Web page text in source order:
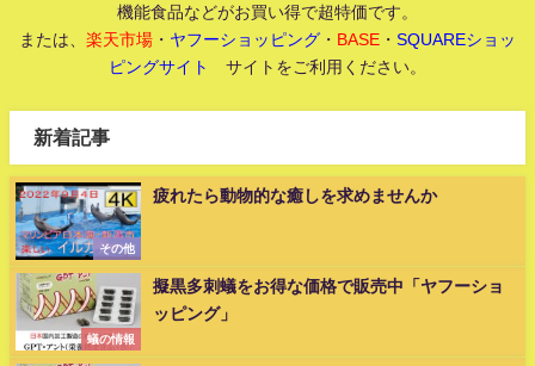
機能食品などがお買い得で超特価です。
または、 楽天市場 ・ ヤフーショッピング ・ BASE ・ SQUAREショッ
ピングサイト
サイトをご利用ください。
新着記事
その他
疲れたら動物的な癒しを求めませんか
蟻の情報
擬黒多刺蟻をお得な価格で販売中「ヤフーショ
ッピング」